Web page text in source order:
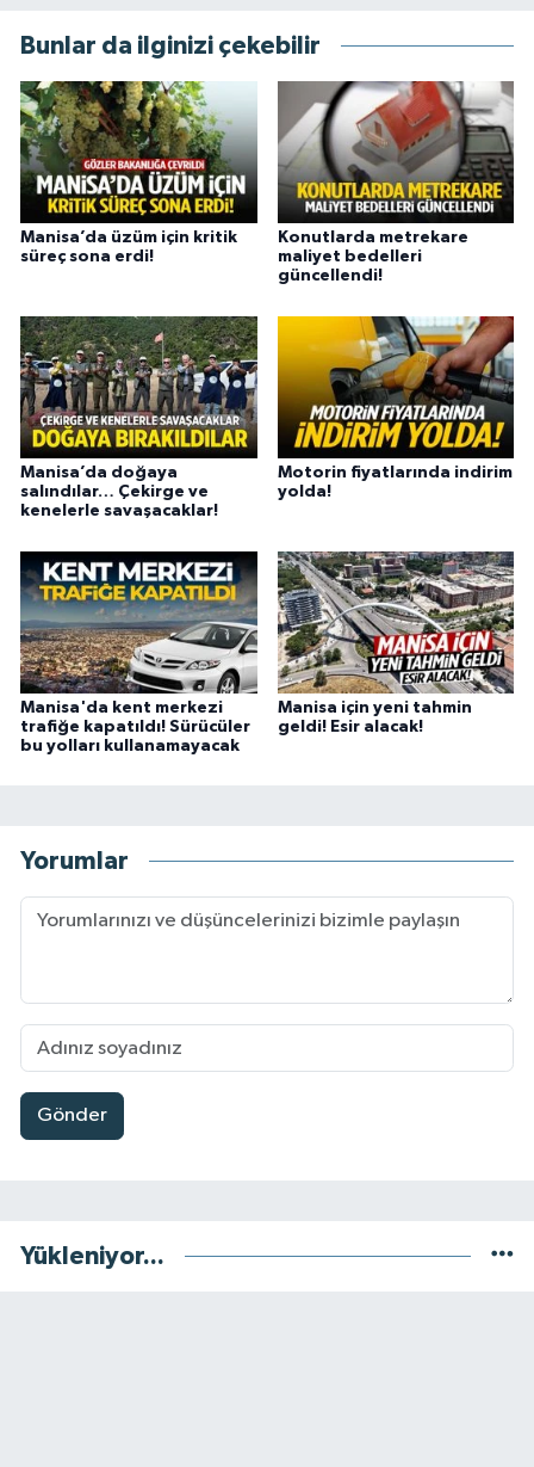
Bunlar da ilginizi çekebilir
Manisa’da üzüm için kritik
süreç sona erdi!
Konutlarda metrekare
maliyet bedelleri
güncellendi!
Manisa’da doğaya
salındılar… Çekirge ve
kenelerle savaşacaklar!
Motorin fiyatlarında indirim
yolda!
Manisa'da kent merkezi
trafiğe kapatıldı! Sürücüler
bu yolları kullanamayacak
Manisa için yeni tahmin
geldi! Esir alacak!
Yorumlar
Gönder
Yükleniyor...